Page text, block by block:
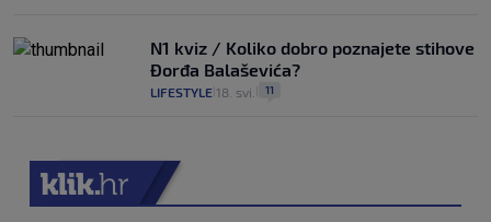
N1 kviz / Koliko dobro poznajete stihove
Đorđa Balaševića?
LIFESTYLE 18. svi. 11